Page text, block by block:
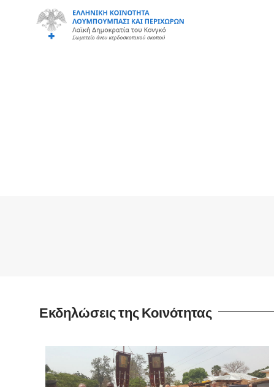
Εκδηλώσεις της Κοινότητας